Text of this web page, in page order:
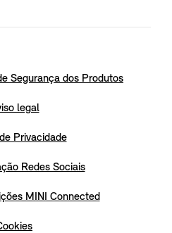
Segurança dos Produtos
legal
Privacidade
Redes Sociais
MINI Connected